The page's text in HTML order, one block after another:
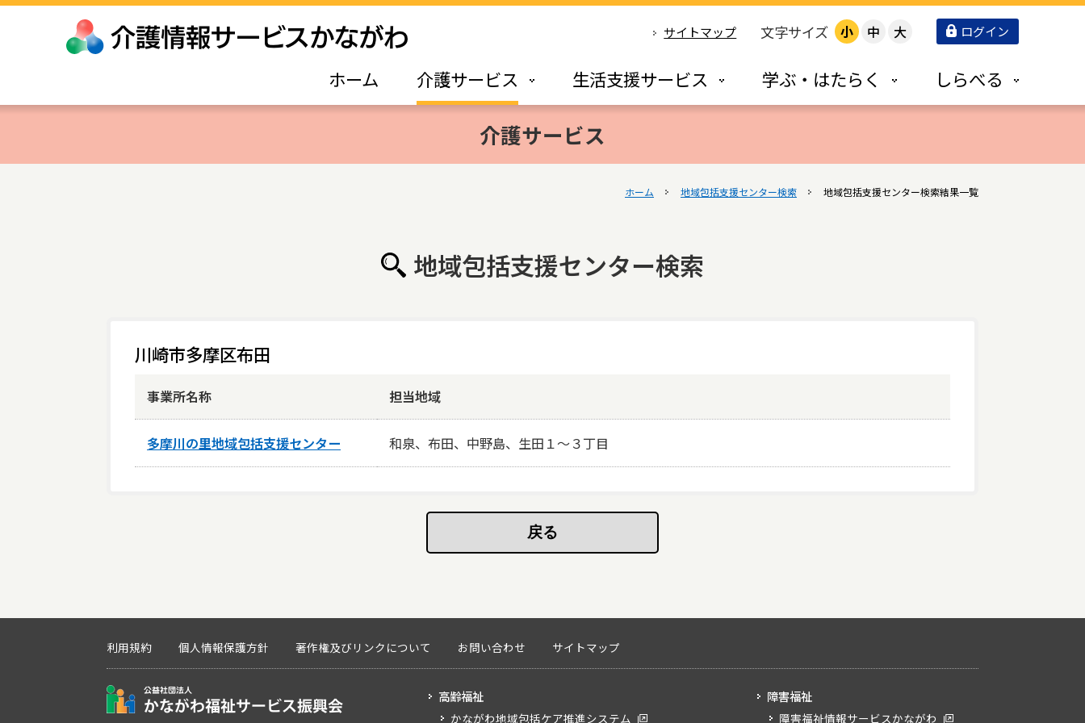
サイトマップ 文字サイズ 小 中 大 ログイン
ホーム 介護サービス 生活支援サービス 学ぶ・はたらく しらべる
介護サービス
ホーム 地域包括支援センター検索 地域包括支援センター検索結果一覧
地域包括支援センター検索
川崎市多摩区布田
事業所名称 担当地域
多摩川の里地域包括支援センター 和泉、布田、中野島、生田１～３丁目
利用規約 個人情報保護方針 著作権及びリンクについて お問い合わせ サイトマップ
高齢福祉
かながわ地域包括ケア推進システム
障害福祉
障害福祉情報サービスかながわ